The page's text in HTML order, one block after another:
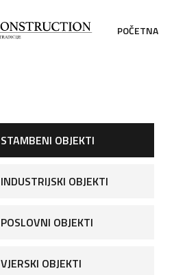
POČETNA
STAMBENI OBJEKTI
INDUSTRIJSKI OBJEKTI
POSLOVNI OBJEKTI
VJERSKI OBJEKTI